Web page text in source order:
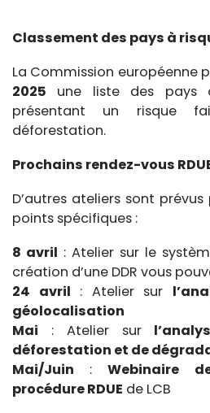
Classement des pays à
La Commission européenne
2025
une liste des pays
présentant un risque
déforestation.
Prochains rendez-vous
D’autres ateliers sont
points spécifiques :
8 avril : Atelier sur le
création d’une DDR vous
24 avril : Atelier sur
géolocalisation
Mai
: Atelier sur
déforestation et de
Mai/Juin
:
Webinaire
procédure RDUE de LCB